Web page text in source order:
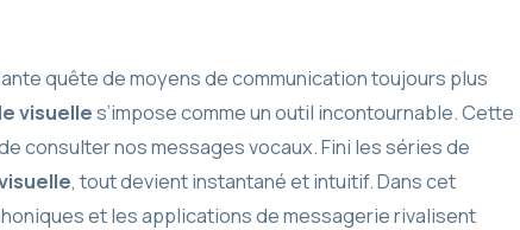
quête de moyens de communication toujours plus
visuelles’impose comme un outil incontournable. Cette
consulter nos messages vocaux. Fini les séries de
, tout devient instantané et intuitif. Dans cet
et les applications de messagerie rivalisent